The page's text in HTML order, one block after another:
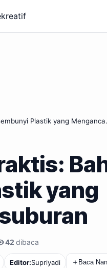
Plastik yang
yang
42 dibaca
Editor:Supriyadi ＋ Baca